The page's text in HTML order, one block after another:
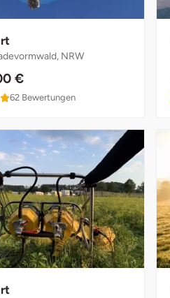
NRW
€
62 Bewertungen